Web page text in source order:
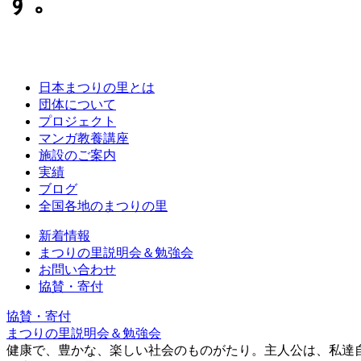
日本まつりの里とは
団体について
プロジェクト
マンガ教養講座
施設のご案内
実績
ブログ
全国各地のまつりの里
新着情報
まつりの里説明会＆勉強会
お問い合わせ
協賛・寄付
協賛・寄付
まつりの里説明会＆勉強会
健康で、豊かな、楽しい社会のものがたり。主人公は、私達